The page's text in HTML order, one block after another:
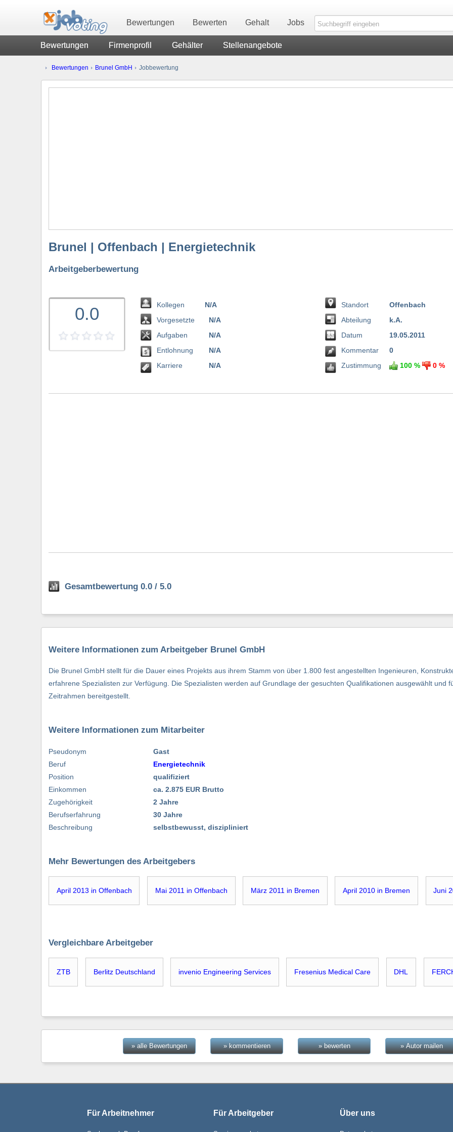
Bewertungen Bewerten Gehalt Jobs
Bewertungen Firmenprofil Gehälter Stellenangebote
Bewertungen Brunel GmbH Jobbewertung
Brunel | Offenbach | Energietechnik
Arbeitgeberbewertung
0.0
Kollegen
Vorgesetzte
Aufgaben
Entlohnung
Karriere
N/A
N/A
N/A
N/A
N/A
Standort
Abteilung
Datum
Kommentar
Zustimmung
Offenbach
k.A.
19.05.2011
0
100 %
0 %
Gesamtbewertung 0.0 / 5.0
Weitere Informationen zum Arbeitgeber Brunel GmbH
Die Brunel GmbH stellt für die Dauer eines Projekts aus ihrem Stamm von über 1.800 fest angestellten Ingenieuren,
erfahrene Spezialisten zur Verfügung. Die Spezialisten werden auf Grundlage der gesuchten Qualifikationen ausgewählt und
Zeitrahmen bereitgestellt.
Weitere Informationen zum Mitarbeiter
Pseudonym
Beruf
Position
Einkommen
Zugehörigkeit
Berufserfahrung
Beschreibung
Gast
Energietechnik
qualifiziert
ca. 2.875 EUR Brutto
2 Jahre
30 Jahre
selbstbewusst, diszipliniert
Mehr Bewertungen des Arbeitgebers
April 2013 in Offenbach Mai 2011 in Offenbach März 2011 in Bremen April 2010 in Bremen Juni
Vergleichbare Arbeitgeber
ZTB Berlitz Deutschland invenio Engineering Services Fresenius Medical Care DHL
» alle Bewertungen » kommentieren » bewerten » Autor mailen
Für Arbeitnehmer Für Arbeitgeber Über uns